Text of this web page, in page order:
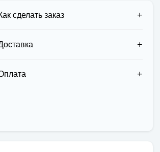
сделать заказ
двумя курьерскими